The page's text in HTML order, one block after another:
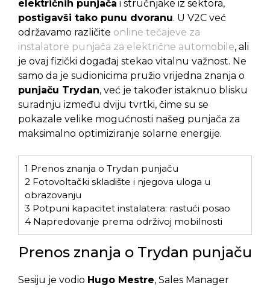
električnih punjača i stručnjake iz sektora,
postigavši tako punu dvoranu. U V2C već
održavamo različite online tečajeve za
instalatore punjača za električne automobile, ali
je ovaj fizički događaj stekao vitalnu važnost. Ne
samo da je sudionicima pružio vrijedna znanja o
punjaču Trydan, već je također istaknuo blisku
suradnju između dviju tvrtki, čime su se
pokazale velike mogućnosti našeg punjača za
maksimalno optimiziranje solarne energije.
1 Prenos znanja o Trydan punjaču
2 Fotovoltački skladište i njegova uloga u
obrazovanju
3 Potpuni kapacitet instalatera: rastući posao
4 Napredovanje prema održivoj mobilnosti
Prenos znanja o Trydan punjaču
Sesiju je vodio Hugo Mestre, Sales Manager